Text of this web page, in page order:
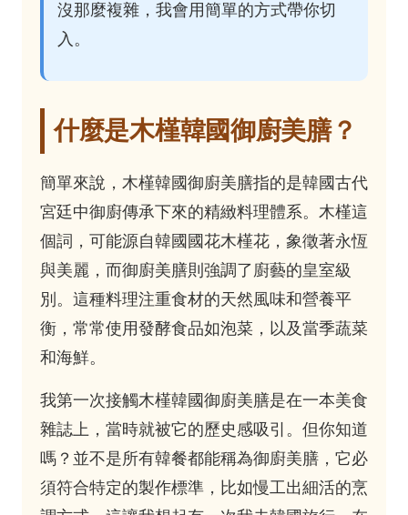
沒那麼複雜，我會用簡單的方式帶你切
入。
什麼是木槿韓國御廚美膳？
簡單來說，木槿韓國御廚美膳指的是韓國古代
宮廷中御廚傳承下來的精緻料理體系。木槿這
個詞，可能源自韓國國花木槿花，象徵著永恆
與美麗，而御廚美膳則強調了廚藝的皇室級
別。這種料理注重食材的天然風味和營養平
衡，常常使用發酵食品如泡菜，以及當季蔬菜
和海鮮。
我第一次接觸木槿韓國御廚美膳是在一本美食
雜誌上，當時就被它的歷史感吸引。但你知道
嗎？並不是所有韓餐都能稱為御廚美膳，它必
須符合特定的製作標準，比如慢工出細活的烹